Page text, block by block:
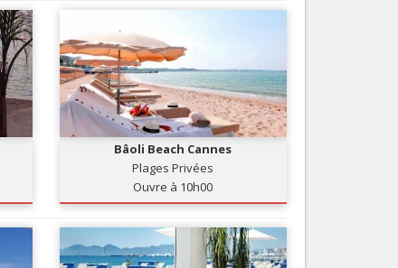
Bâoli Beach Cannes
Plages Privées
Ouvre à 10h00